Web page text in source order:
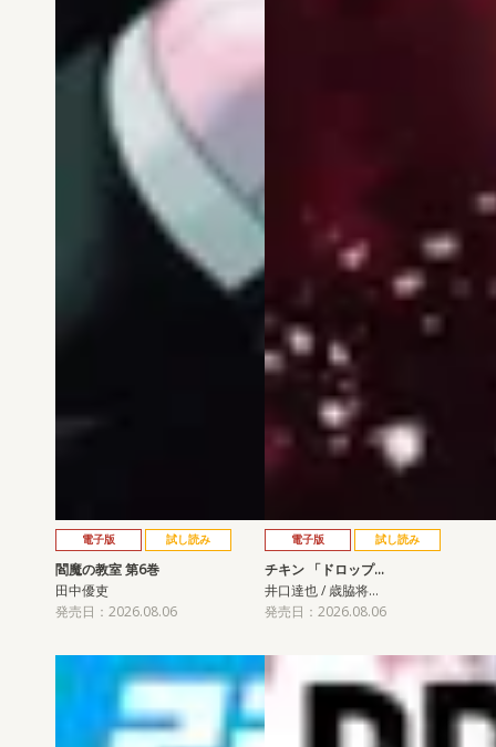
電子版 試し読み
閻魔の教室 第6巻
田中優吏
発売日：2026.08.06
電子版 試し読み
チキン 「ドロップ…
井口達也 / 歳脇将…
発売日：2026.08.06